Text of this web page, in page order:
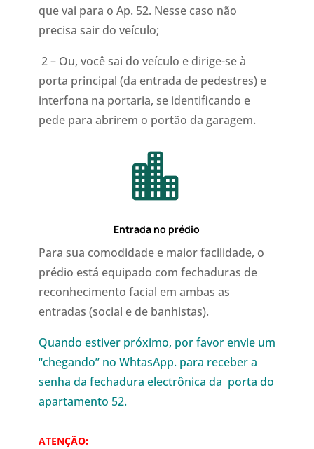
que vai para o Ap. 52. Nesse caso não
precisa sair do veículo;
2 – Ou, você sai do veículo e dirige-se à
porta principal (da entrada de pedestres) e
interfona na portaria, se identificando e
pede para abrirem o portão da garagem.

Entrada no prédio
Para sua comodidade e maior facilidade, o
prédio está equipado com fechaduras de
reconhecimento facial em ambas as
entradas (social e de banhistas).
Quando estiver próximo, por favor envie um
“chegando” no WhtasApp. para receber a
senha da fechadura electrônica da porta do
apartamento 52.
ATENÇÃO: